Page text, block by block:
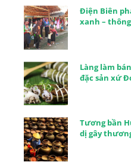
Điện Biên
xanh –
Làng làm
đặc sản xứ
Tương bần
dị gây